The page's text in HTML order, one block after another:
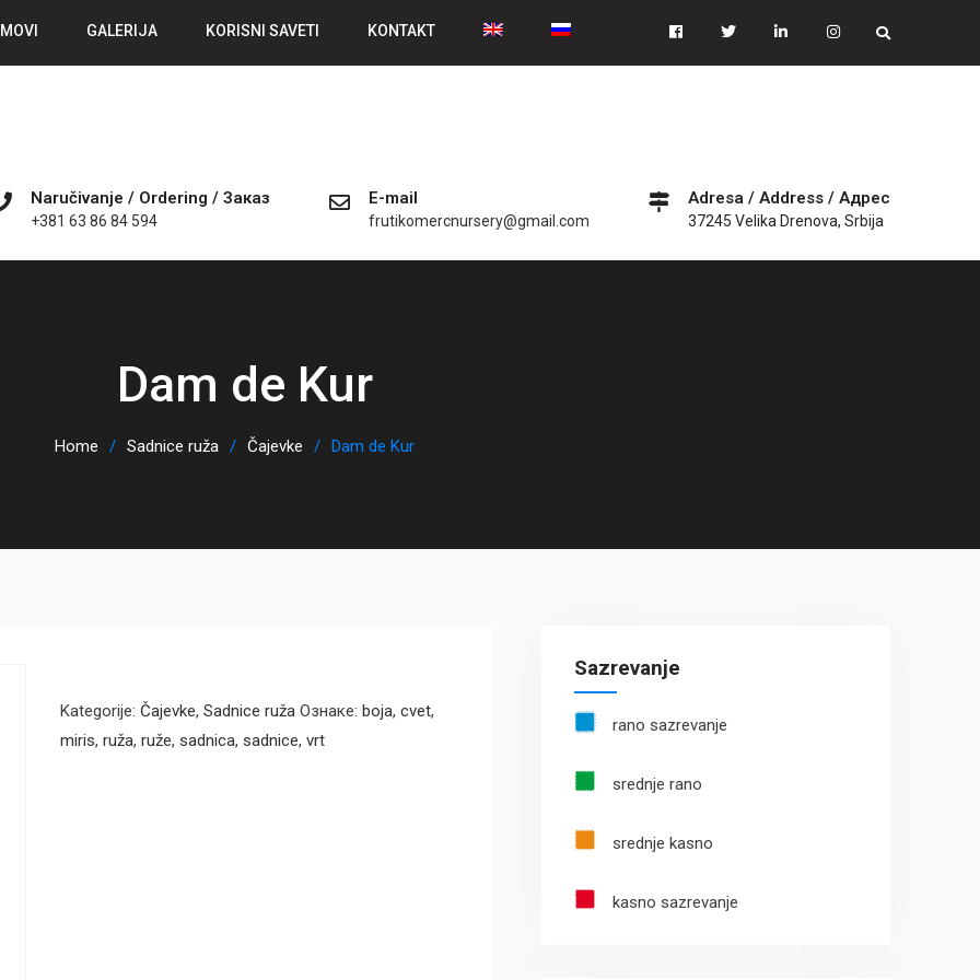
GALERIJA KORISNI SAVETI KONTAKT
Naručivanje / Ordering / Заказ
+381 63 86 84 594
E-mail
frutikomercnursery@gmail.com
Adresa / Address / Адрес
37245 Velika Drenova, Srbija
Dam de Kur
Home Sadnice ruža Čajevke Dam de Kur
Kategorije: Čajevke, Sadnice ruža Ознаке: boja, cvet,
miris, ruža, ruže, sadnica, sadnice, vrt
Sazrevanje
rano sazrevanje
srednje rano
srednje kasno
kasno sazrevanje